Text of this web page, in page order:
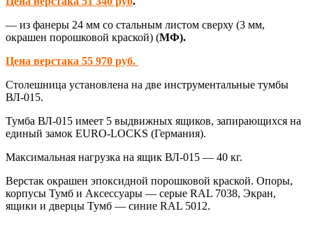
— из фанеры 24 мм со стальным листом сверху (3 мм,
окрашен порошковой краской) (МФ).
Цена верстака 55 970 руб.
Столешница установлена на две инструментальные тумбы
ВЛ-015.
Тумба ВЛ-015 имеет 5 выдвижных ящиков, запирающихся на
единый замок EURO-LOCKS (Германия).
Максимальная нагрузка на ящик ВЛ-015 — 40 кг.
Верстак окрашен эпоксидной порошковой краской. Опоры,
корпусы Тумб и Аксессуары — серые RAL 7038, Экран,
ящики и дверцы Тумб — синие RAL 5012.